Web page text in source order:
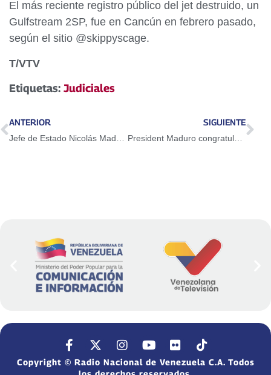
El más reciente registro público del jet destruido, un
Gulfstream 2SP, fue en Cancún en febrero pasado,
según el sitio @skippyscage.
T/VTV
Etiquetas: Judiciales
ANTERIOR
Jefe de Estado Nicolás Maduro elogia al CNE por organización impecable del segundo simulacro electoral
SIGUIENTE
President Maduro congratulates exemplary conduct of the people in second electoral simulation
Copyright © Radio Nacional de Venezuela C.A. Todos